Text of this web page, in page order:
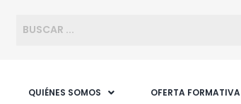
QUIÉNES SOMOS OFERTA FORMATIVA